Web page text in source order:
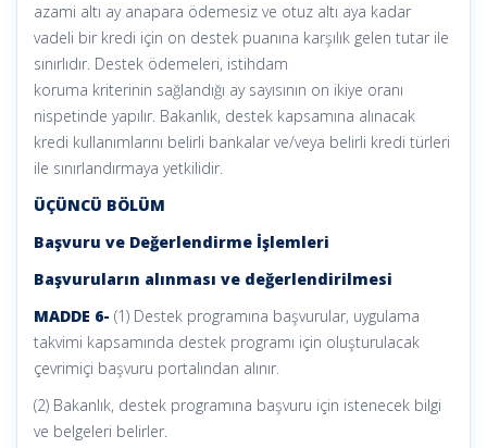
azami altı ay anapara ödemesiz ve otuz altı aya kadar
vadeli bir kredi için on destek puanına karşılık gelen tutar ile
sınırlıdır. Destek ödemeleri, istihdam
koruma kriterinin sağlandığı ay sayısının on ikiye oranı
nispetinde yapılır. Bakanlık, destek kapsamına alınacak
kredi kullanımlarını belirli bankalar ve/veya belirli kredi türleri
ile sınırlandırmaya yetkilidir.
ÜÇÜNCÜ BÖLÜM
Başvuru ve Değerlendirme İşlemleri
Başvuruların alınması ve değerlendirilmesi
MADDE 6- (1) Destek programına başvurular, uygulama
takvimi kapsamında destek programı için oluşturulacak
çevrimiçi başvuru portalından alınır.
(2) Bakanlık, destek programına başvuru için istenecek bilgi
ve belgeleri belirler.